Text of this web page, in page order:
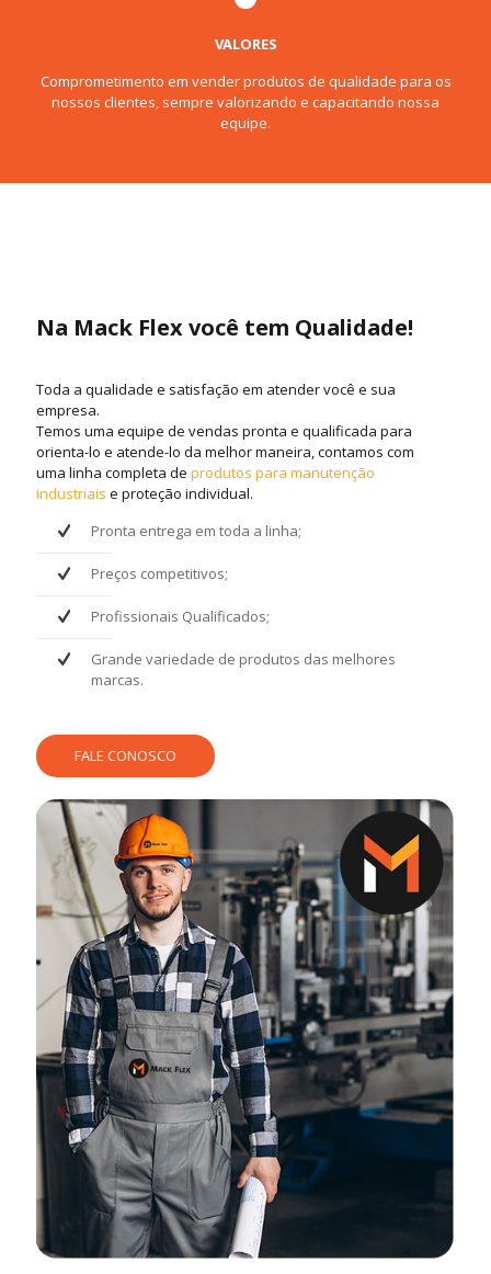
VALORES
Comprometimento em vender produtos de qualidade para os
nossos clientes, sempre valorizando e capacitando nossa
equipe.
Na Mack Flex você tem Qualidade!
Toda a qualidade e satisfação em atender você e sua
empresa.
Temos uma equipe de vendas pronta e qualificada para
orienta-lo e atende-lo da melhor maneira, contamos com
uma linha completa de produtos para manutenção
industriais e proteção individual.
Pronta entrega em toda a linha;
Preços competitivos;
Profissionais Qualificados;
Grande variedade de produtos das melhores
marcas.
FALE CONOSCO